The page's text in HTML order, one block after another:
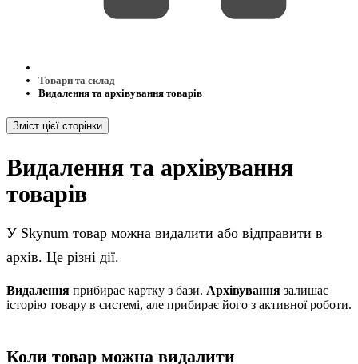
Товари та склад
Видалення та архівування товарів
Зміст цієї сторінки
Видалення та архівування
товарів
У Skynum товар можна видалити або відправити в
архів. Це різні дії.
Видалення прибирає картку з бази. Архівування залишає
історію товару в системі, але прибирає його з активної роботи.
Коли товар можна видалити